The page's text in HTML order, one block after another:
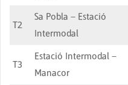
T2
Sa Pobla – Estació
Intermodal
T3
Estació Intermodal –
Manacor